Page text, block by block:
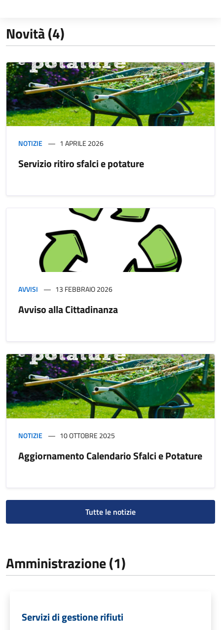
Novità (4)
NOTIZIE 1 APRILE 2026
Servizio ritiro sfalci e potature
AVVISI 13 FEBBRAIO 2026
Avviso alla Cittadinanza
NOTIZIE 10 OTTOBRE 2025
Aggiornamento Calendario Sfalci e Potature
Tutte le notizie
Amministrazione (1)
Servizi di gestione rifiuti